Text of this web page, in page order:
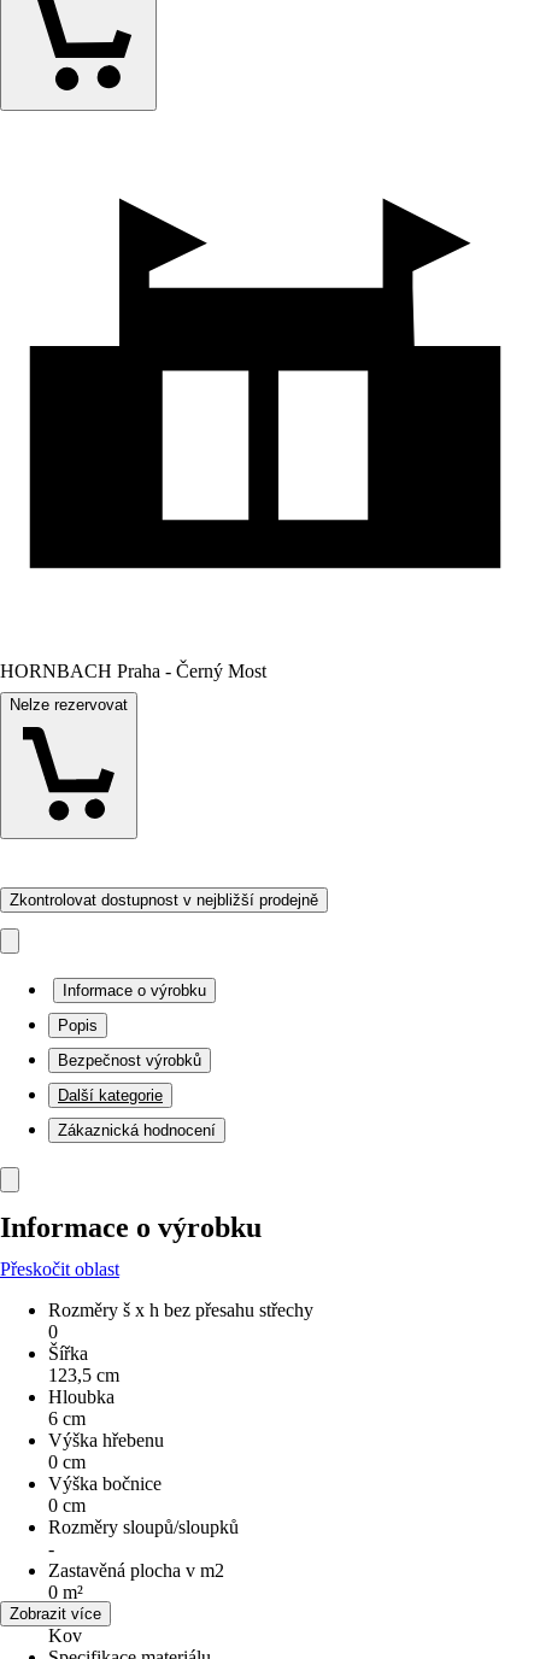
HORNBACH Praha - Černý Most
Nelze rezervovat
Zkontrolovat dostupnost v nejbližší prodejně
Informace o výrobku
Popis
Bezpečnost výrobků
Další kategorie
Zákaznická hodnocení
Informace o výrobku
Přeskočit oblast
Rozměry š x h bez přesahu střechy
0
Šířka
123,5 cm
Hloubka
6 cm
Výška hřebenu
0 cm
Výška bočnice
0 cm
Rozměry sloupů/sloupků
-
Zastavěná plocha v m2
0 m²
Materiál
Kov
Zobrazit více